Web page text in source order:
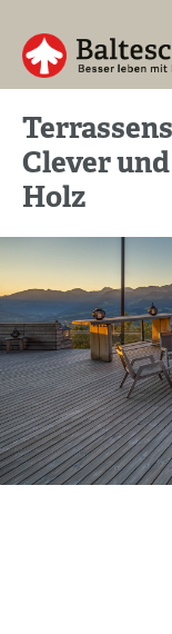
zum
Inhalt
Clever
Holz